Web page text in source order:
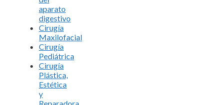
aparato
digestivo
Cirugía
Maxilofacial
Cirugía
Pediátrica
Cirugía
Plástica,
Estética
y